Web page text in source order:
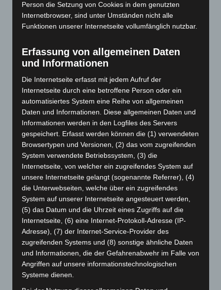
März 2025(111)
Februar 2025(96)
Dezember 2024(89)
November 2024(94)
Oktober 2024(93)
September 2024(112)
August 2024 (107)
Juli 2024(89)
Juni 2024(107)
Mai 2024 (149)
April 2024(102)
März 2024
(103)
Februar 2024(103)
Januar 2024(111)
Dezember 2023(130)
November 2023(130)
Oktober 2023(114)
September 2023(133)
August 2023
Person die Setzung von Cookies in dem genutzten
Internetbrowser, sind unter Umständen nicht alle
Funktionen unserer Internetseite vollumfänglich nutzbar.
Erfassung von allgemeinen Daten
und Informationen
Die Internetseite erfasst mit jedem Aufruf der
Internetseite durch eine betroffene Person oder ein
automatisiertes System eine Reihe von allgemeinen
Daten und Informationen. Diese allgemeinen Daten und
Informationen werden in den Logfiles des Servers
gespeichert. Erfasst werden können die (1) verwendeten
Browsertypen und Versionen, (2) das vom zugreifenden
System verwendete Betriebssystem, (3) die
Internetseite, von welcher ein zugreifendes System auf
unsere Internetseite gelangt (sogenannte Referrer), (4)
die Unterwebseiten, welche über ein zugreifendes
System auf unserer Internetseite angesteuert werden,
(5) das Datum und die Uhrzeit eines Zugriffs auf die
Internetseite, (6) eine Internet-Protokoll-Adresse (IP-
Adresse), (7) der Internet-Service-Provider des
zugreifenden Systems und (8) sonstige ähnliche Daten
und Informationen, die der Gefahrenabwehr im Falle von
Angriffen auf unsere informationstechnologischen
Systeme dienen.